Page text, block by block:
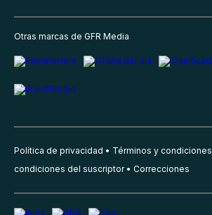
Otras marcas de GFR Media
Política de privacidad Términos y condiciones
condiciones del suscriptor
Correcciones